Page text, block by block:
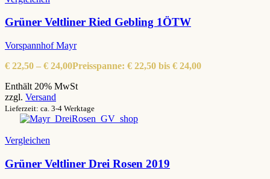
Grüner Veltliner Ried Gebling 1ÖTW
Vorspannhof Mayr
€ 22,50 – € 24,00Preisspanne: € 22,50 bis € 24,00
Enthält 20% MwSt
zzgl. Versand
Lieferzeit: ca. 3-4 Werktage
Vergleichen
Grüner Veltliner Drei Rosen 2019